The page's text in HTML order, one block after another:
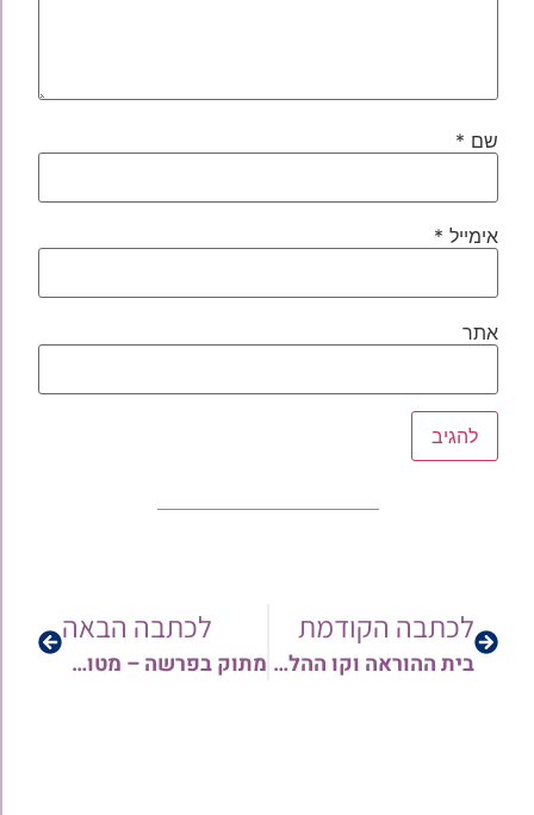
שם *
אימייל *
אתר
לכתבה הקודמת
בית ההוראה וקו ההלכה 'המאורות' מגיש: לוח דיני "בֵּין הַמְּצָרִים" בבהירות ובתמציתיות | שתפו!
לכתבה הבאה
מתוק בפרשה – מטות תשפ"ו: פתאום אוהבים את המנהיג | הרב אורן צדוק